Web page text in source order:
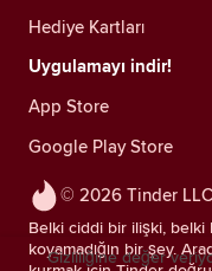
© 2026 Tinder LLC
Belki ciddi bir ilişki,
koyamadığın bir şey.
Hediye Kartları
Uygulamayı indir!
App Store
Google Play Store
Gizliliğine değer